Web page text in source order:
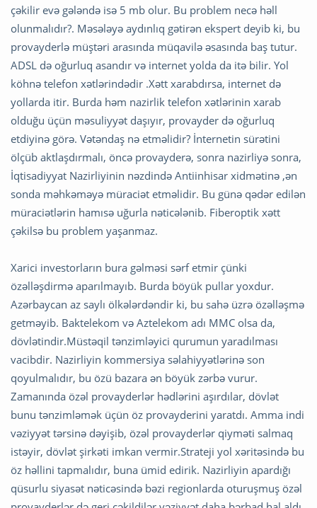
çəkilir evə gələndə isə 5 mb olur. Bu problem necə həll
olunmalıdır?. Məsələyə aydınlıq gətirən ekspert deyib ki, bu
provayderlə müştəri arasında müqavilə əsasında baş tutur.
ADSL də oğurluq asandır və internet yolda da itə bilir. Yol
köhnə telefon xətlərindədir .Xətt xarabdırsa, internet də
yollarda itir. Burda həm nazirlik telefon xətlərinin xarab
olduğu üçün məsuliyyət daşıyır, provayder də oğurluq
etdiyinə görə. Vətəndaş nə etməlidir? İnternetin sürətini
ölçüb aktlaşdırmalı, öncə provayderə, sonra nazirliyə sonra,
İqtisadiyyat Nazirliyinin nəzdində Antiinhisar xidmətinə ,ən
sonda məhkəməyə müraciət etməlidir. Bu günə qədər edilən
müraciətlərin hamısə uğurla nəticələnib. Fiberoptik xətt
çəkilsə bu problem yaşanmaz.
Xarici investorların bura gəlməsi sərf etmir çünki
özəlləşdirmə aparılmayıb. Burda böyük pullar yoxdur.
Azərbaycan az saylı ölkələrdəndir ki, bu sahə üzrə özəlləşmə
getməyib. Baktelekom və Aztelekom adı MMC olsa da,
dövlətindir.Müstəqil tənzimləyici qurumun yaradılması
vacibdir. Nazirliyin kommersiya səlahiyyətlərinə son
qoyulmalıdır, bu özü bazara ən böyük zərbə vurur.
Zamanında özəl provayderlər hədlərini aşırdılar, dövlət
bunu tənzimləmək üçün öz provayderini yaratdı. Amma indi
vəziyyət tərsinə dəyişib, özəl provayderlər qiyməti salmaq
istəyir, dövlət şirkəti imkan vermir.Strateji yol xəritəsində bu
öz həllini tapmalıdır, buna ümid edirik. Nazirliyin apardığı
qüsurlu siyasət nəticəsində bəzi regionlarda oturuşmuş özəl